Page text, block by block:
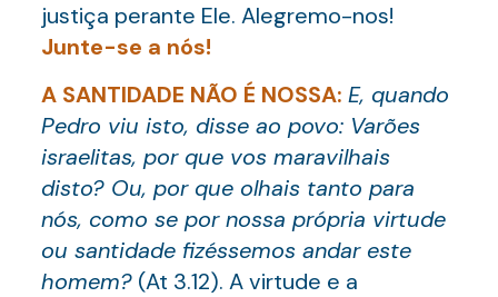
justiça perante Ele. Alegremo-nos!
Junte-se a nós!
A SANTIDADE NÃO É NOSSA: E, quando
Pedro viu isto, disse ao povo: Varões
israelitas, por que vos maravilhais
disto? Ou, por que olhais tanto para
nós, como se por nossa própria virtude
ou santidade fizéssemos andar este
homem?(At 3.12). A virtude e a